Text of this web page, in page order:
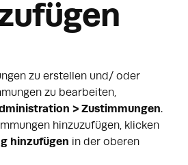
zu erstellen und/ oder
zu bearbeiten,
> Zustimmungen.
hinzuzufügen, klicken
hinzufügen in der oberen